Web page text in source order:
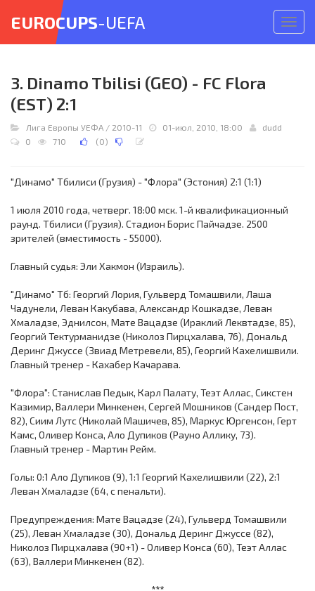
меню
EUROCUPS-UEFA
3. Dinamo Tbilisi (GEO) - FC Flora
(EST) 2:1
Лига Европы УЕФА / 2010-11 01-июл, 2010, 18:00
dudd
0
710 (0)
"Динамо" Тбилиси (Грузия) - "Флора" (Эстония) 2:1 (1:1)
1 июля 2010 года, четверг. 18:00 мск. 1-й квалификационный
раунд. Тбилиси (Грузия). Стадион Борис Пайчадзе. 2500
зрителей (вместимость - 55000).
Главный судья: Эли Хакмон (Израиль).
"Динамо" Тб: Георгий Лория, Гульверд Томашвили, Лаша
Чадунели, Леван Какубава, Александр Кошкадзе, Леван
Хмаладзе, Эднилсон, Мате Вацадзе (Ираклий Леквтадзе, 85),
Георгий Тектурманидзе (Николоз Пирцхалава, 76), Дональд
Деринг Джуссе (Звиад Метревели, 85), Георгий Кахелишвили.
Главный тренер - Кахабер Качарава.
"Флора": Станислав Педык, Карл Палату, Теэт Аллас, Сикстен
Казимир, Валлери Минкенен, Сергей Мошников (Сандер Пост,
82), Сиим Лутс (Николай Машичев, 85), Маркус Юргенсон, Герт
Камс, Оливер Конса, Ало Дупиков (Рауно Аллику, 73).
Главный тренер - Мартин Рейм.
Голы: 0:1 Ало Дупиков (9), 1:1 Георгий Кахелишвили (22), 2:1
Леван Хмаладзе (64, с пенальти).
Предупреждения: Мате Вацадзе (24), Гульверд Томашвили
(25), Леван Хмаладзе (30), Дональд Деринг Джуссе (82),
Николоз Пирцхалава (90+1) - Оливер Конса (60), Теэт Аллас
(63), Валлери Минкенен (82).